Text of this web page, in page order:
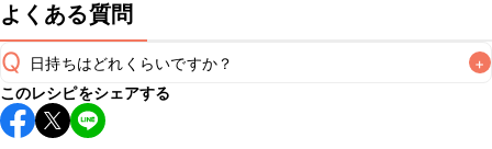
よくある質問
Q 日持ちはどれくらいですか？ +
保存期間は冷蔵で当日中が目安です。なるべくお早めにお召
し上がりください。
このレシピをシェアする